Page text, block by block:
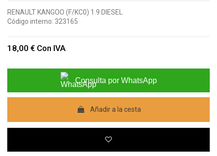
RENAULT KANGOO (F/KC0) 1.9 DIESEL
Código interno: 323165
18,00 € Con IVA
Consulta por WhatsApp
Añadir a la cesta